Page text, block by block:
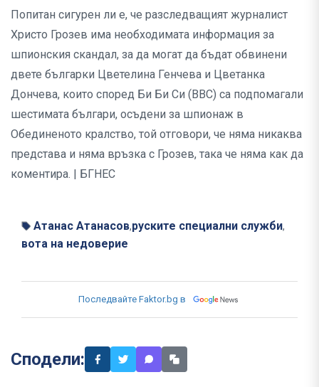
Попитан сигурен ли е, че разследващият журналист
Христо Грозев има необходимата информация за
шпионския скандал, за да могат да бъдат обвинени
двете българки Цветелина Генчева и Цветанка
Дончева, които според Би Би Си (BBC) са подпомагали
шестимата българи, осъдени за шпионаж в
Обединеното кралство, той отговори, че няма никаква
представа и няма връзка с Грозев, така че няма как да
коментира. | БГНЕС
Атанас Атанасов,руските специални служби,
вота на недоверие
Последвайте Faktor.bg в
Сподели: